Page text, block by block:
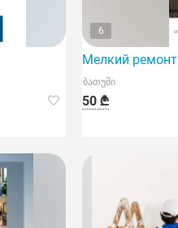
6
Мелкий ремонт
ბათუმი
50 ₾